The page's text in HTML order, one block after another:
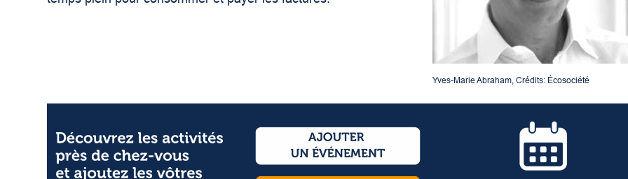
Yves-Marie Abraham, Crédits: Écosociété